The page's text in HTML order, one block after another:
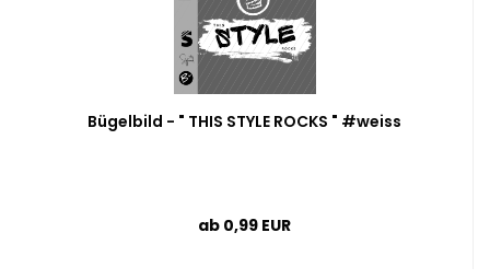
Bügelbild - " THIS STYLE ROCKS " #weiss
ab 0,99 EUR